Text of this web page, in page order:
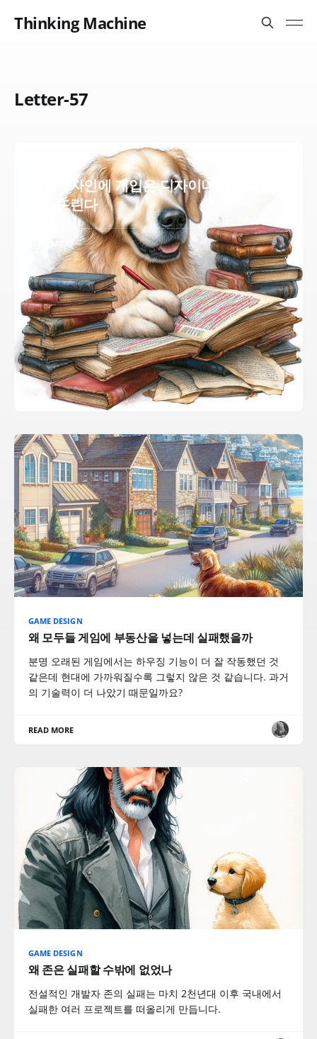
Thinking Machine
Letter-57
게임디자인에 개입은 디자이너의 오너십을
망가뜨린다
READ MORE
GAME DESIGN
왜 모두들 게임에 부동산을 넣는데 실패했을까
분명 오래된 게임에서는 하우징 기능이 더 잘 작동했던 것
같은데 현대에 가까워질수록 그렇지 않은 것 같습니다. 과거
의 기술력이 더 나았기 때문일까요?
READ MORE
GAME DESIGN
왜 존은 실패할 수밖에 없었나
전설적인 개발자 존의 실패는 마치 2천년대 이후 국내에서
실패한 여러 프로젝트를 떠올리게 만듭니다.